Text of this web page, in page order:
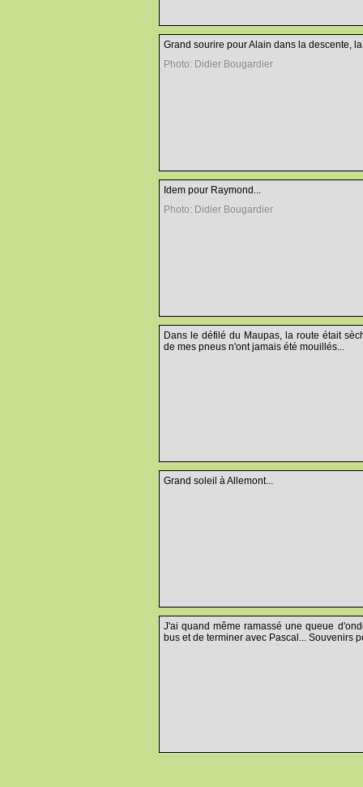
Grand sourire pour Alain dans la descente,
Photo: Didier Bougardier
Idem pour Raymond...
Photo: Didier Bougardier
Dans le défilé du Maupas, la route était
de mes pneus n'ont jamais été mouillés...
Grand soleil à Allemont...
J'ai quand même ramassé une queue
bus et de terminer avec Pascal... Souvenirs